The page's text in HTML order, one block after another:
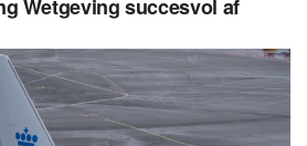
Wetgeving succesvol af